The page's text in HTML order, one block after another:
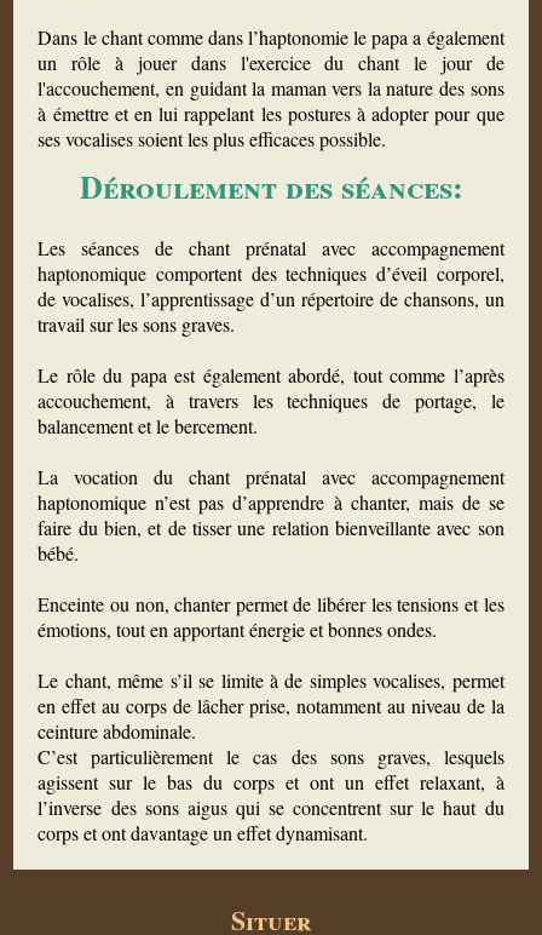
Dans le chant comme dans l’haptonomie le papa a également
un rôle à jouer dans l'exercice du chant le jour de
l'accouchement, en guidant la maman vers la nature des sons
à émettre et en lui rappelant les postures à adopter pour que
ses vocalises soient les plus efficaces possible.
Déroulement des séances:
Les séances de chant prénatal avec accompagnement
haptonomique comportent des techniques d’éveil corporel,
de vocalises, l’apprentissage d’un répertoire de chansons, un
travail sur les sons graves.
Le rôle du papa est également abordé, tout comme l’après
accouchement, à travers les techniques de portage, le
balancement et le bercement.
La vocation du chant prénatal avec accompagnement
haptonomique n’est pas d’apprendre à chanter, mais de se
faire du bien, et de tisser une relation bienveillante avec son
bébé.
Enceinte ou non, chanter permet de libérer les tensions et les
émotions, tout en apportant énergie et bonnes ondes.
Le chant, même s’il se limite à de simples vocalises, permet
en effet au corps de lâcher prise, notamment au niveau de la
ceinture abdominale.
C’est particulièrement le cas des sons graves, lesquels
agissent sur le bas du corps et ont un effet relaxant, à
l’inverse des sons aigus qui se concentrent sur le haut du
corps et ont davantage un effet dynamisant.
Situer